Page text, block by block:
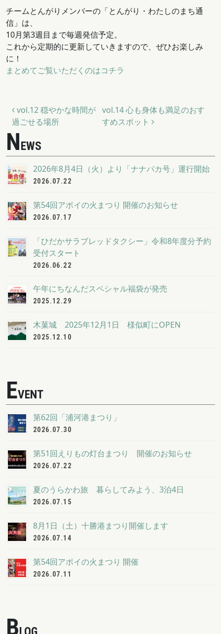
チームとんがりメンバーの「とんがり・わたしのまち通
信」は、
10月第3週目まで毎週発信予定。
これから定期的に更新していきますので、ぜひお楽しみ
に！
まとめてご覧いただくのはコチラ
投稿ナビゲーション
vol.12 穏やかな時間が
過ごせる場所
vol.14 心も身体も満足のおす
すめスポット
NEWS
2026年8月4日（火）より「ナナパカ号」運行開始
2026.07.22
第54回アポイの火まつり 開催のお知らせ
2026.07.17
「ひだかサラブレッドタクシー」令和8年度分予約
受付スタート
2026.06.22
午年にちなんだスペシャル福袋が発売
2025.12.29
木菓城 2025年12月1日 様似町にOPEN
2025.12.10
EVENT
第62回「浦河港まつり」
2026.07.30
第51回えりもの灯台まつり 開催のお知らせ
2026.07.22
夏のうらかわ旅 暮らしてみよう、3泊4日
2026.07.15
8月1日（土）十勝港まつり開催します
2026.07.14
第54回アポイの火まつり 開催
2026.07.11
B